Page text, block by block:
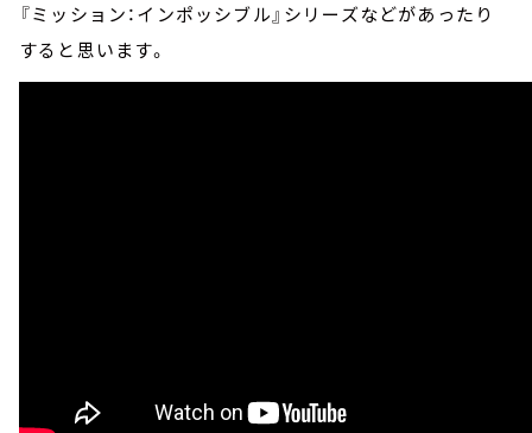
『ミッション：インポッシブル』シリーズなどがあったり
すると思います。